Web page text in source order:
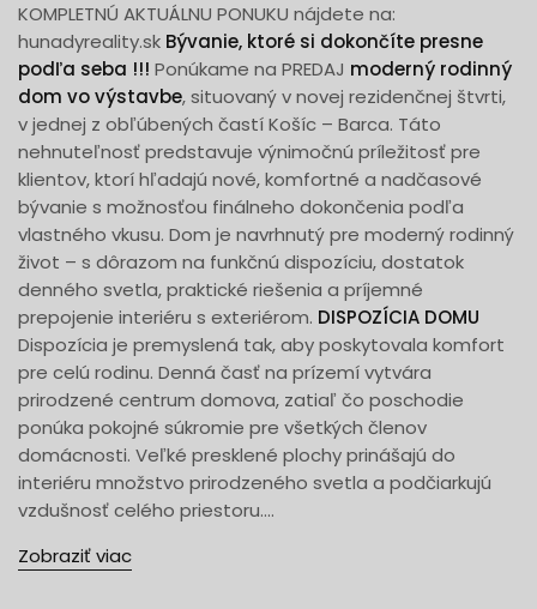
KOMPLETNÚ AKTUÁLNU PONUKU nájdete na:
hunadyreality.sk Bývanie, ktoré si dokončíte presne
podľa seba !!! Ponúkame na PREDAJ moderný rodinný
dom vo výstavbe, situovaný v novej rezidenčnej štvrti,
v jednej z obľúbených častí Košíc – Barca. Táto
nehnuteľnosť predstavuje výnimočnú príležitosť pre
klientov, ktorí hľadajú nové, komfortné a nadčasové
bývanie s možnosťou finálneho dokončenia podľa
vlastného vkusu. Dom je navrhnutý pre moderný rodinný
život – s dôrazom na funkčnú dispozíciu, dostatok
denného svetla, praktické riešenia a príjemné
prepojenie interiéru s exteriérom. DISPOZÍCIA DOMU
Dispozícia je premyslená tak, aby poskytovala komfort
pre celú rodinu. Denná časť na prízemí vytvára
prirodzené centrum domova, zatiaľ čo poschodie
ponúka pokojné súkromie pre všetkých členov
domácnosti. Veľké presklené plochy prinášajú do
interiéru množstvo prirodzeného svetla a podčiarkujú
vzdušnosť celého priestoru....
Zobraziť viac